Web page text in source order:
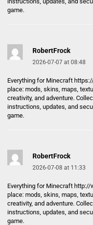
game.
RobertFrock
2026-07-07 at 08:48
Everything for Minecraft
place: mods, skins, maps,
creativity, and adventure.
instructions, updates, and
game.
RobertFrock
2026-07-08 at 11:33
Everything for Minecraft http://
place: mods, skins, maps,
creativity, and adventure.
instructions, updates, and
game.